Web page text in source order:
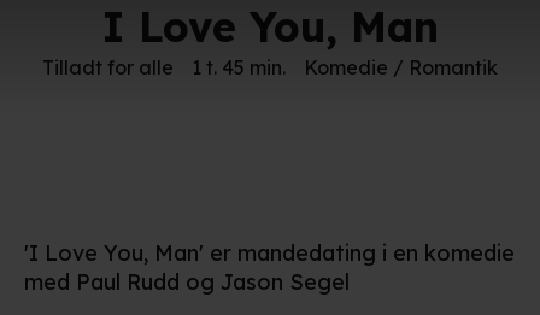
I Love You, Man
Tilladt for alle 1 t. 45 min. Komedie / Romantik
'I Love You, Man' er mandedating i en komedie
med Paul Rudd og Jason Segel